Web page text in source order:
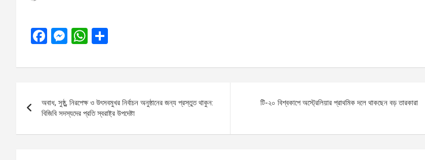
F
ce
o
o
k
M
se
g
er
W
at
A
p
p
ar
navigation
অবাধ, সুষ্ঠু, নিরপেক্ষ ও উৎসবমুখর নির্বাচন অনুষ্ঠানের জন্য প্রস্তুত থাকুন:
বিজিবি সদস্যদের প্রতি স্বরাষ্ট্র উপদেষ্টা
টি-২০ বিশ্বকাপে অস্ট্রেলিয়ার প্রাথমিক দলে থাকছেন বড় তারকারা